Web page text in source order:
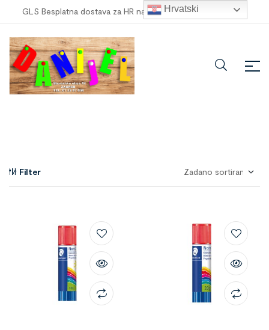
GLS Besplatna dostava za HR narudžbe veće od 100,00 €
Filter
Hrvatski